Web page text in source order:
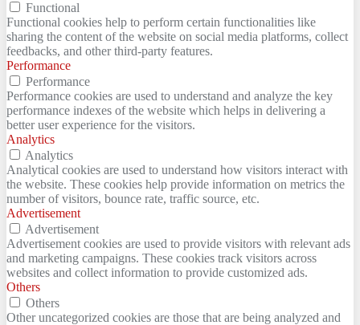
Functional
Functional cookies help to perform certain functionalities like
sharing the content of the website on social media platforms, collect
feedbacks, and other third-party features.
Performance
Performance
Performance cookies are used to understand and analyze the key
performance indexes of the website which helps in delivering a
better user experience for the visitors.
Analytics
Analytics
Analytical cookies are used to understand how visitors interact with
the website. These cookies help provide information on metrics the
number of visitors, bounce rate, traffic source, etc.
Advertisement
Advertisement
Advertisement cookies are used to provide visitors with relevant ads
and marketing campaigns. These cookies track visitors across
websites and collect information to provide customized ads.
Others
Others
Other uncategorized cookies are those that are being analyzed and